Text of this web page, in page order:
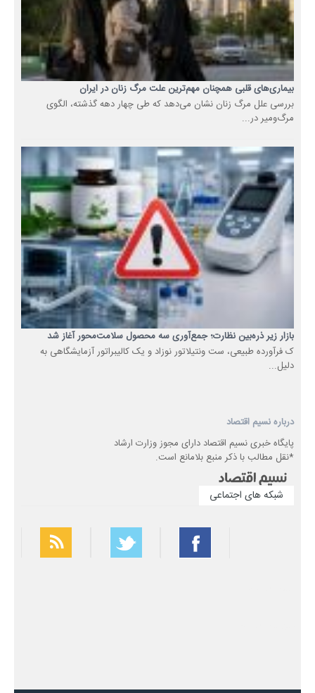
بیماری‌های قلبی همچنان مهم‌ترین علت مرگ زنان در ایران
بررسی علل مرگ زنان نشان می‌دهد که طی چهار دهه گذشته، الگوی
مرگ‌ومیر در...
بازار زیر ذره‌بین نظارت؛ جمع‌آوری سه محصول سلامت‌محور آغاز شد
ک فرآورده طبیعی، ست ونتیلاتور نوزاد و یک کالیبراتور آزمایشگاهی به
دلیل...
درباره نسیم اقتصاد
پایگاه خبری نسیم اقتصاد دارای مجوز وزارت ارشاد
*نقل مطالب با ذکر منبع بلامانع است.
شبکه های اجتماعی